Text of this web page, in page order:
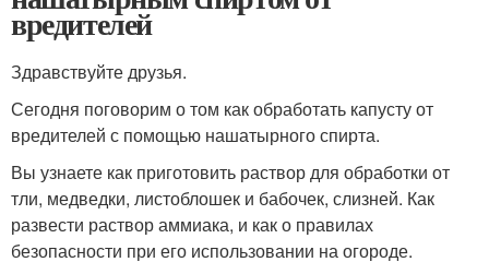
вредителей
Здравствуйте друзья.
Сегодня поговорим о том как обработать капусту от
вредителей с помощью нашатырного спирта.
Вы узнаете как приготовить раствор для обработки от
тли, медведки, листоблошек и бабочек, слизней. Как
развести раствор аммиака, и как о правилах
безопасности при его использовании на огороде.